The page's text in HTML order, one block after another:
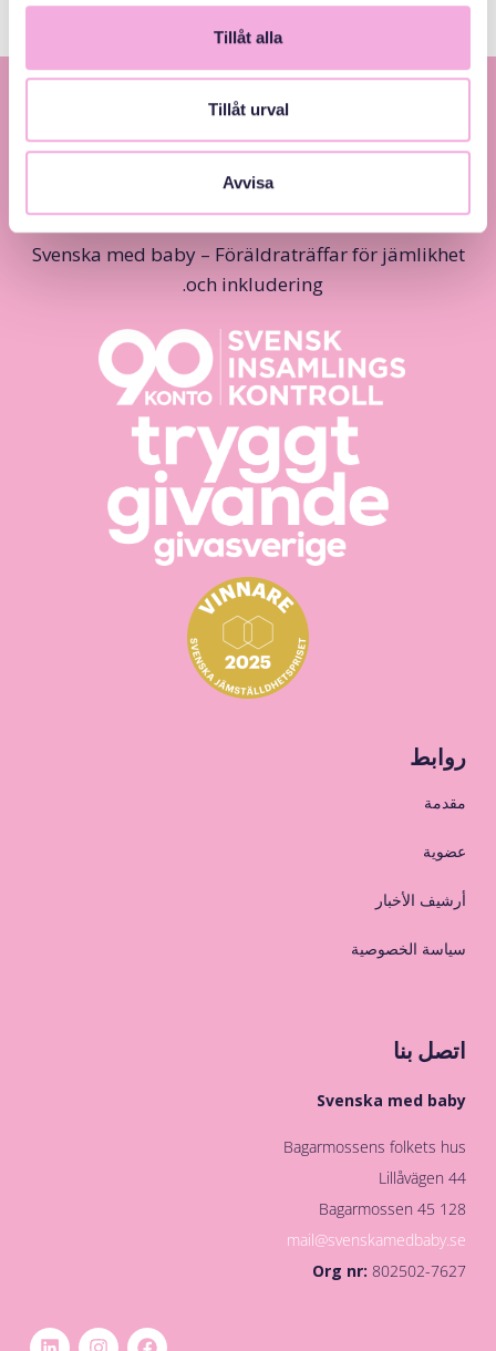
Tillåt alla
Tillåt urval
Avvisa
Svenska med baby – Föräldraträffar för jämlikhet
och inkludering.
روابط
مقدمة
عضوية
أرشيف الأخبار
سياسة الخصوصية
اتصل بنا
Svenska med baby
Bagarmossens folkets hus
Lillåvägen 44
128 45 Bagarmossen
mail@svenskamedbaby.se
Org nr:802502-7627